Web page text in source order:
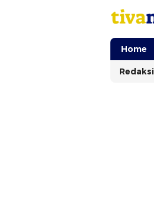
BeritaHome
Redaksi